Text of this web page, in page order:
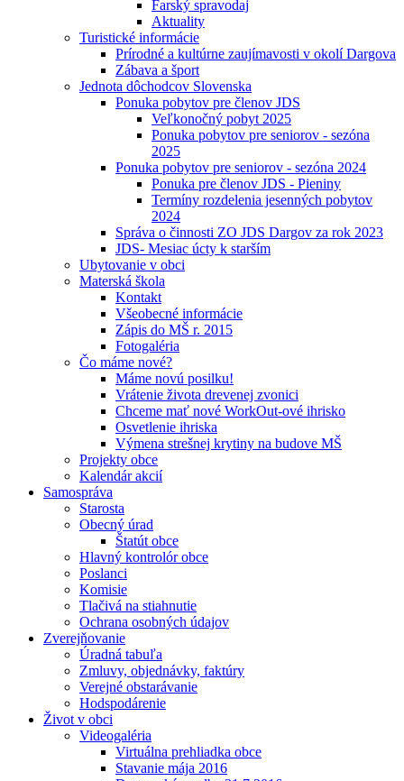
Farský spravodaj
Aktuality
Turistické informácie
Prírodné a kultúrne zaujímavosti v okolí Dargova
Zábava a šport
Jednota dôchodcov Slovenska
Ponuka pobytov pre členov JDS
Veľkonočný pobyt 2025
Ponuka pobytov pre seniorov - sezóna
2025
Ponuka pobytov pre seniorov - sezóna 2024
Ponuka pre členov JDS - Pieniny
Termíny rozdelenia jesenných pobytov
2024
Správa o činnosti ZO JDS Dargov za rok 2023
JDS- Mesiac úcty k starším
Ubytovanie v obci
Materská škola
Kontakt
Všeobecné informácie
Zápis do MŠ r. 2015
Fotogaléria
Čo máme nové?
Máme novú posilku!
Vrátenie života drevenej zvonici
Chceme mať nové WorkOut-ové ihrisko
Osvetlenie ihriska
Výmena strešnej krytiny na budove MŠ
Projekty obce
Kalendár akcií
Samospráva
Starosta
Obecný úrad
Štatút obce
Hlavný kontrolór obce
Poslanci
Komisie
Tlačivá na stiahnutie
Ochrana osobných údajov
Zverejňovanie
Úradná tabuľa
Zmluvy, objednávky, faktúry
Verejné obstarávanie
Hodspodárenie
Život v obci
Videogaléria
Virtuálna prehliadka obce
Stavanie mája 2016